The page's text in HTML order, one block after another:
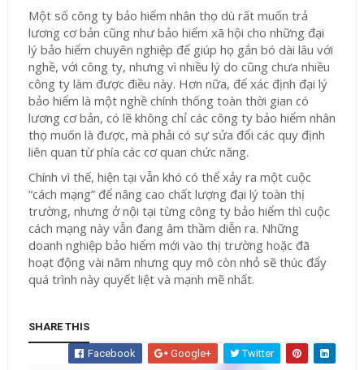
Một số công ty bảo hiểm nhân thọ dù rất muốn trả
lương cơ bản cũng như bảo hiểm xã hội cho những đại
lý bảo hiểm chuyên nghiệp để giúp họ gắn bó dài lâu với
nghề, với công ty, nhưng vì nhiều lý do cũng chưa nhiều
công ty làm được điều này. Hơn nữa, để xác định đại lý
bảo hiểm là một nghề chính thống toàn thời gian có
lương cơ bản, có lẽ không chỉ các công ty bảo hiểm nhân
thọ muốn là được, mà phải có sự sửa đổi các quy định
liên quan từ phía các cơ quan chức năng.
Chính vì thế, hiện tại vẫn khó có thể xảy ra một cuộc
“cách mạng” để nâng cao chất lượng đại lý toàn thị
trường, nhưng ở nội tại từng công ty bảo hiểm thì cuộc
cách mạng này vẫn đang âm thầm diễn ra. Những
doanh nghiệp bảo hiểm mới vào thị trường hoặc đã
hoạt động vài năm nhưng quy mô còn nhỏ sẽ thúc đẩy
quá trình này quyết liệt và mạnh mẽ nhất.
SHARE THIS
Facebook Google+ Twitter